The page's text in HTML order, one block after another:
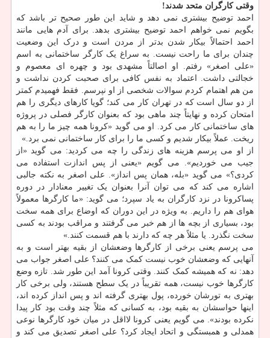
وقتی کارگران متحد شدند!
احمد توضیح بیشتری نمی دهد و شاید این طور صحیح تر باشد که
بگویم نمی خواهم احمد توضیح بیشتری بدهد. برای آدم هایی مانند
احمد احتمالاً بیکار شدن بدتر از مردن است و درک این وضعیت
چندان برای ما راحت نیست. به سراغ یک کارگر ساختمانی به اسم
«علی اصغر» رفتم. او اصالتاً مشهدی بود و چهره ای معصوم و
خجالتی داشت. اعتماد به نفس کافی برای صحبت کردن نداشت و
من هم اهتمام کردم سوالات شخصی از او نپرسم. فقط فهمیدم کمتر
از دو سال است که در تهران کار می کند؛ گویا کارهای دیگری را هم
امتحان کرده و نهایتاً چند ماهی بود که بعنوان کارگر فصلی در پروژه
های ساختمانی کار می کرد. او می گوید «کرونا همه چیز ما را به هم
ریخت. عملاً بیکار شدیم و کسی ما را برای کار ساختمانی نمی برد.»
از او می پرسم هزینه های زندگی را چه می کردید: می گوید «از
جیب می خوردیم». می گویم «یعنی از پس اندازت استفاده می
کردی؟» می گوید «بله، همان پس انداز». علی اصغر به نکته جالبی
اشاره می کند که می توان آنرا بعنوان یک تغییر معنادار در دوره
پساکرونا در نزد کارگران به یاد سپرد؛ می گوید: «ما کارگرها معمولاً
هوای هم را داریم. به ویژه در این دوران که اوضاع برای همه سخت
بود، بسیاری از بچه ها از هم خبر می گرفتند و مراقب بودند به کسی
سخت نگذرد. یا مثلاً هر چه که دارند با هم قسمت کنند.»
می پرسم یعنی برخی از کارگرها وضعشان از بقیه بهتر است و به
آنهایی که وضعشان خوب نیست کمک می کنند؟ علی اصغر جواب می
دهد: نه که همیشه کمک کنند. وقتی کرونا آمد این طور شد. تازه وضع
کارگرها خوب نیست، همه تقریباً در یک سطح هستند، ولی برخی کار
بهتری به تورشان خورده، پول بهتری گرفته اند و پس انداز کرده اند،
اینها حواسشان به بقیه بود، به کسانی که مثلاً چند وقت بود کار پیدا
نکرده بودند». می گویم یعنی کرونا لااقل در میان خود کارگرها نوعی
همدلی و همبستگی و اتحاد ایجاد کرد؟ علی اصغر تصدیق می کند و